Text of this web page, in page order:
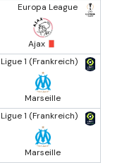
Europa League
Ajax
Ligue 1 (Frankreich)
Marseille
Ligue 1 (Frankreich)
Marseille